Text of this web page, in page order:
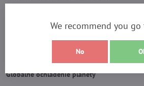
sopečné blesky. V hustom oblaku popola sa
sopkou – vizuálny efekt, ktorý pripomína
Globálne ochladenie planéty
We recommend you go
No